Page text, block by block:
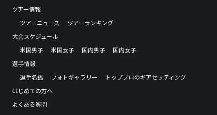
ツアー情報
ツアーニュース
ツアーランキング
大会スケジュール
米国男子
米国女子 国内男子
国内女子
選手情報
選手名鑑
フォトギャラリー
トッププロのギアセッティング
はじめての方へ
よくある質問